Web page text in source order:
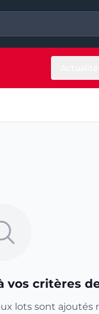
vos critères
lots sont ajoutés